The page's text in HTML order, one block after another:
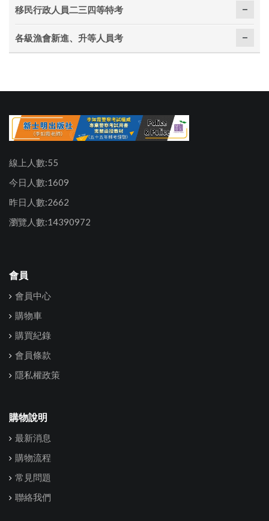
移民行政人員二三四等特考
各級漁會新進、升等人員考
線上人數:55
今日人數:1609
昨日人數:2662
瀏覽人數:14390972
會員
會員中心
購物車
購買紀錄
會員條款
隱私權政策
購物說明
最新消息
購物流程
常見問題
聯絡我們